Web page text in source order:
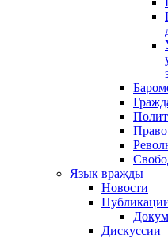
Право
Язык вражды
Новости
Дискуссии